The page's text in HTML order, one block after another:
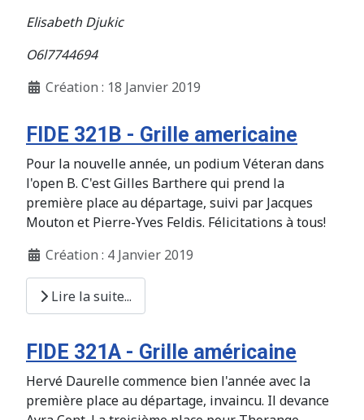
Elisabeth Djukic
O6l7744694
Création : 18 Janvier 2019
FIDE 321B - Grille americaine
Pour la nouvelle année, un podium Véteran dans
l'open B. C'est Gilles Barthere qui prend la
première place au départage, suivi par Jacques
Mouton et Pierre-Yves Feldis. Félicitations à tous!
Création : 4 Janvier 2019
Lire la suite...
FIDE 321A - Grille américaine
Hervé Daurelle commence bien l'année avec la
première place au départage, invaincu. Il devance